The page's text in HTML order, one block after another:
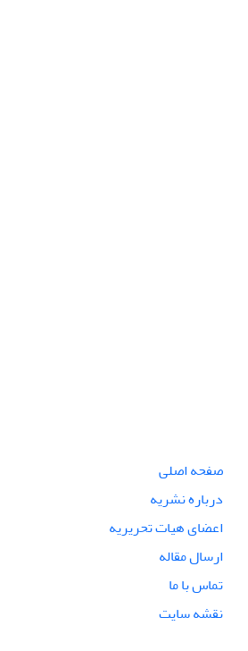
صفحه اصلی
درباره نشریه
اعضای هیات تحریریه
ارسال مقاله
تماس با ما
نقشه سایت